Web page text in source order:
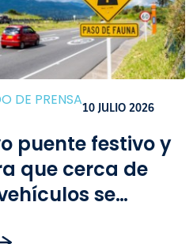
DE PRENSA10 JULIO 2026
puente festivo y
que cerca de
se